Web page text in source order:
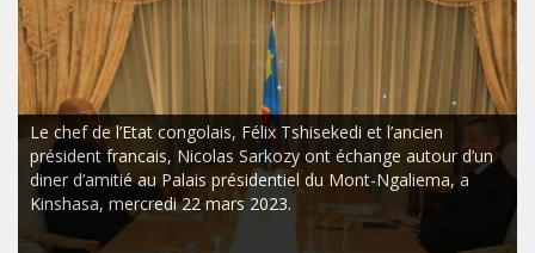
Le chef de l’Etat congolais, Félix Tshisekedi et l’ancien
président francais, Nicolas Sarkozy ont échange autour d’un
diner d’amitié au Palais présidentiel du Mont-Ngaliema, a
Kinshasa, mercredi 22 mars 2023.